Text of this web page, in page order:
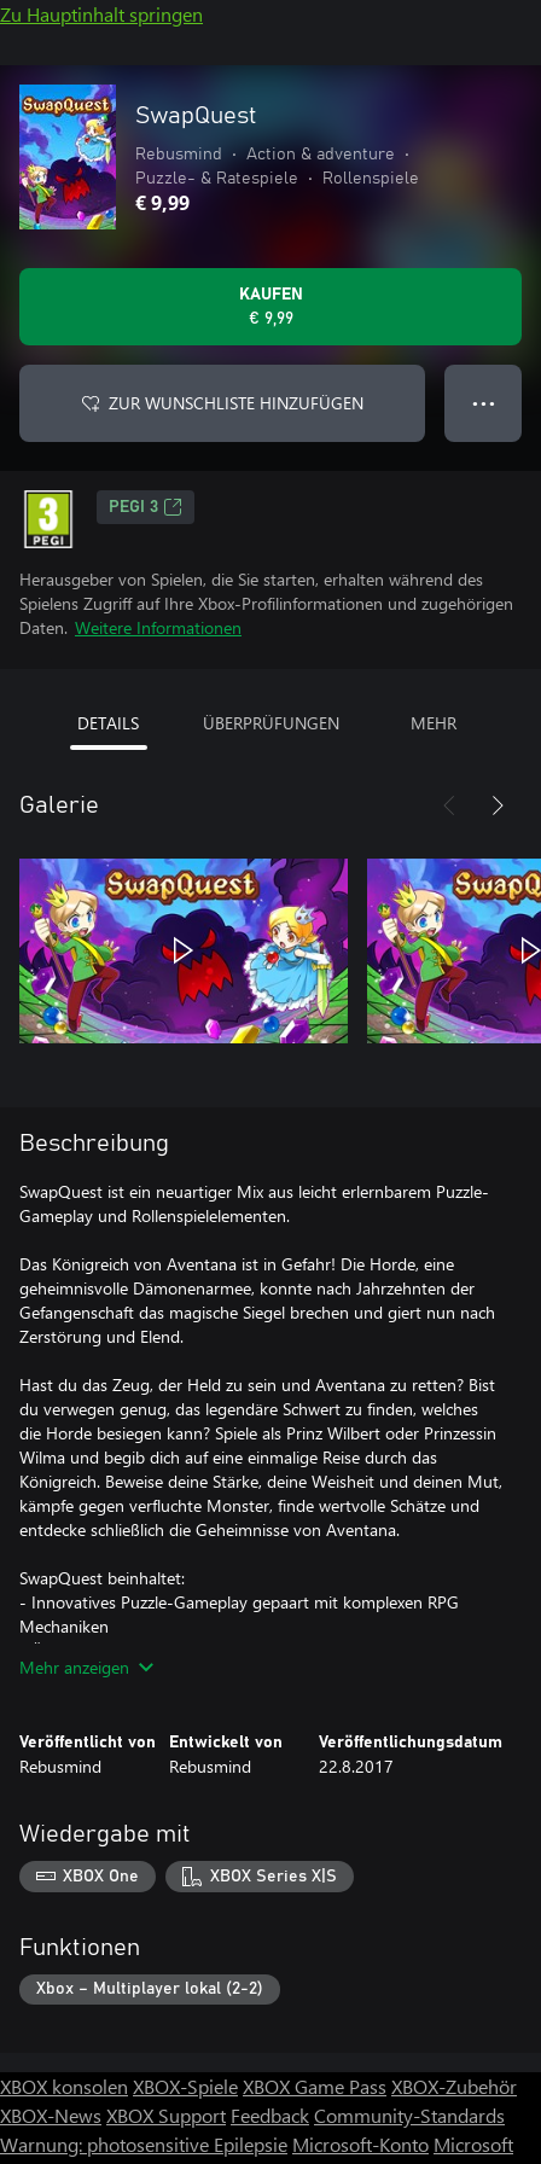
Zu Hauptinhalt springen
SwapQuest
Rebusmind • Action & adventure
•
Puzzle- & Ratespiele
• Rollenspiele
€ 9,99
KAUFEN
€ 9,99
ZUR WUNSCHLISTE HINZUFÜGEN ● ● ●
PEGI 3
Herausgeber von Spielen, die Sie starten, erhalten während des
Spielens Zugriff auf Ihre Xbox-Profilinformationen und zugehörigen
Daten. Weitere Informationen
DETAILS ÜBERPRÜFUNGEN MEHR
Galerie
Beschreibung
SwapQuest ist ein neuartiger Mix aus leicht erlernbarem Puzzle-
Gameplay und Rollenspielelementen.
Das Königreich von Aventana ist in Gefahr! Die Horde, eine
geheimnisvolle Dämonenarmee, konnte nach Jahrzehnten der
Gefangenschaft das magische Siegel brechen und giert nun nach
Zerstörung und Elend.
Hast du das Zeug, der Held zu sein und Aventana zu retten? Bist
du verwegen genug, das legendäre Schwert zu finden, welches
die Horde besiegen kann? Spiele als Prinz Wilbert oder Prinzessin
Wilma und begib dich auf eine einmalige Reise durch das
Königreich. Beweise deine Stärke, deine Weisheit und deinen Mut,
kämpfe gegen verfluchte Monster, finde wertvolle Schätze und
entdecke schließlich die Geheimnisse von Aventana.
SwapQuest beinhaltet:
- Innovatives Puzzle-Gameplay gepaart mit komplexen RPG
Mechaniken
- Über ein Dutzend Orte, jeder mit eigenen Monstern und
Gefahren
- Farbenfrohe Pixelgrafik und ein epischer Soundtrack
- Ein kooperativer Modus für zwei Spieler
- Sprachen: Englisch, Deutsch, Spanisch, Französisch
Mehr anzeigen
Veröffentlicht von
Rebusmind
Entwickelt von
Rebusmind
Veröffentlichungsdatum
22.8.2017
Wiedergabe mit
XBOX One XBOX Series X|S
Funktionen
Xbox – Multiplayer lokal (2-2)
XBOX konsolen XBOX-SpieleXBOX Game Pass XBOX-Zubehör
XBOX-News XBOX Support FeedbackCommunity-Standards
Warnung: photosensitive Epilepsie Microsoft-Konto Microsoft